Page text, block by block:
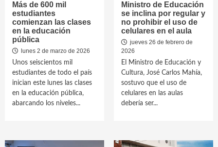
Más de 600 mil
estudiantes
comienzan las clases
en la educación
pública
lunes 2 de marzo de 2026
Unos seiscientos mil
estudiantes de todo el país
inician este lunes las clases
en la educación pública,
abarcando los niveles...
Ministro de Educación
se inclina por regular y
no prohibir el uso de
celulares en el aula
jueves 26 de febrero de
2026
El Ministro de Educación y
Cultura, José Carlos Mahía,
sostuvo que el uso de
celulares en las aulas
debería ser...